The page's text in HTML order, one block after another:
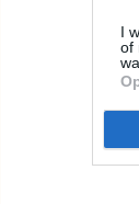
I
of